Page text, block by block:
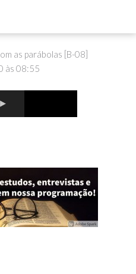
as parábolas [B-08]
às 08:55